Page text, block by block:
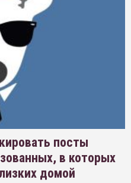
посты
в которых
домой